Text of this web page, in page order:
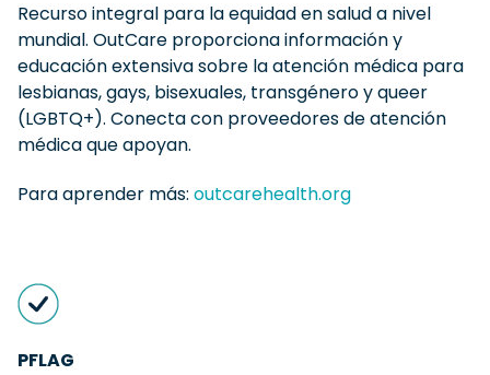
Recurso integral para la equidad en salud a nivel
mundial. OutCare proporciona información y
educación extensiva sobre la atención médica para
lesbianas, gays, bisexuales, transgénero y queer
(LGBTQ+). Conecta con proveedores de atención
médica que apoyan.
Para aprender más: outcarehealth.org
PFLAG